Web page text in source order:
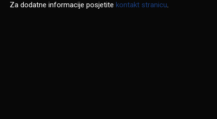
Za dodatne informacije posjetite kontakt stranicu.